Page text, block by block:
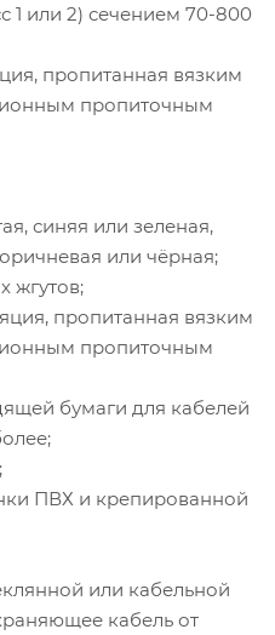
1 или 2) сечением 70-800
пропитанная вязким
пропиточным
синяя или зеленая,
или чёрная;
жгутов;
пропитанная вязким
пропиточным
бумаги для кабелей
ПВХ и крепированной
или кабельной
кабель от